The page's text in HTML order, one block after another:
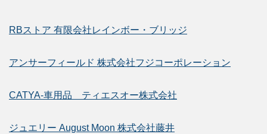
RBストア 有限会社レインボー・ブリッジ
アンサーフィールド 株式会社フジコーポレーション
CATYA-車用品 ティエスオー株式会社
ジュエリー August Moon 株式会社藤井